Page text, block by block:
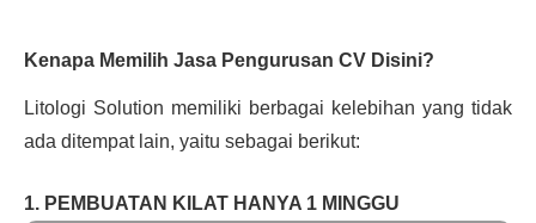
Kenapa Memilih Jasa Pengurusan CV Disini?
Litologi Solution memiliki berbagai kelebihan yang tidak
ada ditempat lain, yaitu sebagai berikut:
1. PEMBUATAN KILAT HANYA 1 MINGGU